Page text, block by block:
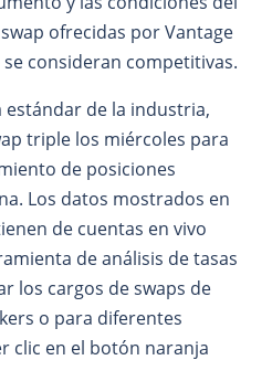
ofrecidas por Vantage
consideran competitivas.
estándar de la industria,
triple los miércoles para
de posiciones
Los datos mostrados en
de cuentas en vivo
de análisis de tasas
los cargos de swaps de
o para diferentes
clic en el botón naranja